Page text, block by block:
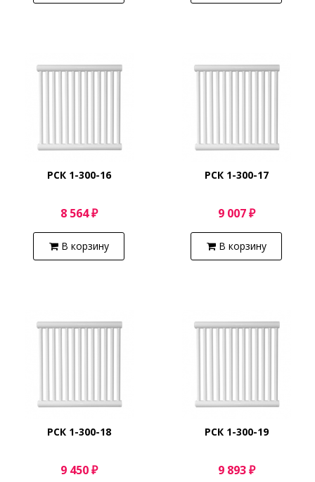
РСК 1-300-16
8 564 ₽
В корзину
РСК 1-300-17
9 007 ₽
В корзину
РСК 1-300-18
9 450 ₽
РСК 1-300-19
9 893 ₽